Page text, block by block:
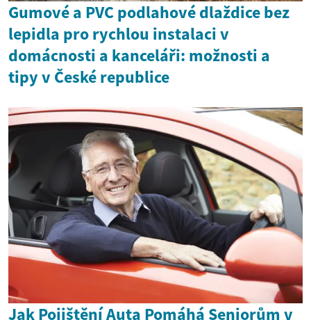
Gumové a PVC podlahové dlaždice bez
lepidla pro rychlou instalaci v
domácnosti a kanceláři: možnosti a
tipy v České republice
Jak Pojištění Auta Pomáhá Seniorům v